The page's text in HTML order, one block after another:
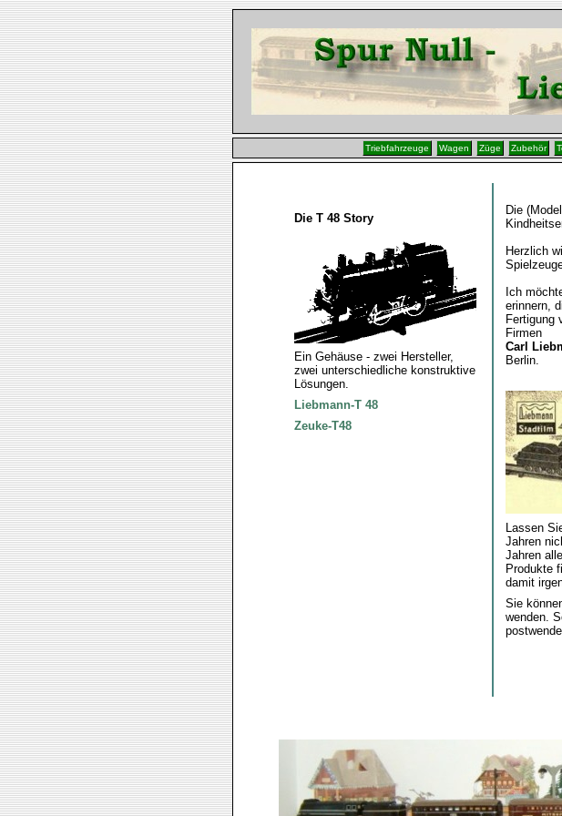
Triebfahrzeuge Wagen Züge Zubehör
Die T 48 Story
Ein Gehäuse - zwei Hersteller,
zwei unterschiedliche konstruktive
Lösungen.
Liebmann-T 48
Zeuke-T48
Die
Herzlich
Ich
erinnern,
Fertigung
Firmen
Carl
Berlin.
Lassen
Jahren
Jahren
Produkte
damit
Sie
wenden.